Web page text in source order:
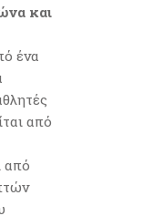
και
ένα
από
από